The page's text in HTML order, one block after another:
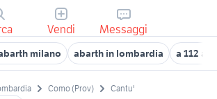
Vendi Messaggi
milano abarth in lombardia a 112
Como (Prov) Cantu'